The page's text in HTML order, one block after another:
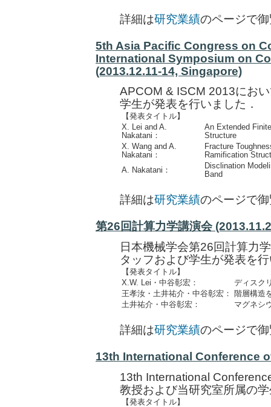
詳細は研究業績のページで
5th Asia Pacific Congress on
International Symposium on
(2013.12.11-14, Singapore)
APCOM & ISCM 2013にお
学生が発表を行いました．
【発表タイトル】
X. Lei and A.
Nakatani：
An Extended
Structure
X. Wang and A.
Nakatani：
Fracture
Ramification
A. Nakatani：
Disclination
Band
詳細は研究業績のページで
第26回計算力学講演会
日本機械学会第26回計算力
タッフおよび学生が発表を
【発表タイトル】
X.W. Lei・中谷彰宏：
ディスク
王孝汝・土井祐介・中谷彰宏：
階層構造
土井祐介・中谷彰宏：
マグネシ
詳細は研究業績のページで
13th International Conference
13th International
教授および当研究室所属の
【発表タイトル】